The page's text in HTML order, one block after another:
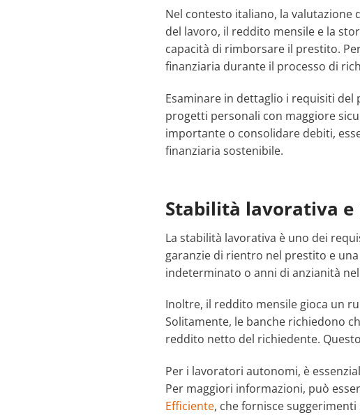
Nel contesto italiano, la valutazione
del lavoro, il reddito mensile e la
capacità di rimborsare il prestito.
finanziaria durante il processo di
Esaminare in dettaglio i requisiti
progetti personali con maggiore
importante o consolidare debiti,
finanziaria sostenibile.
Stabilità lavorativa
La stabilità lavorativa è uno dei
garanzie di rientro nel prestito e
indeterminato o anni di anzianità
Inoltre, il reddito mensile gioca un
Solitamente, le banche richiedono
reddito netto del richiedente.
Per i lavoratori autonomi, è
Per maggiori informazioni, può
Efficiente, che fornisce